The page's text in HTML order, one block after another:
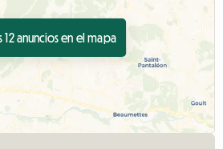
12 anuncios en el mapa